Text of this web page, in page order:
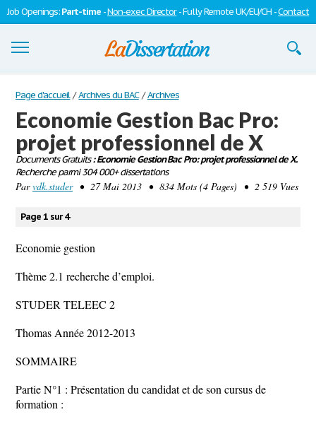
Job Openings:Part-time -Non-exec Director- Fully Remote UK/EU/CH -Contact
Dissertations
S'inscrire
Se connecter
Contactez-nous
Page d'accueil / Archives du BAC / Archives
Economie Gestion Bac Pro:
projet professionnel de X
Documents Gratuits: Economie Gestion Bac Pro: projet professionnel de X.
Recherche parmi 304 000+ dissertations
Parvdk.studer• 27 Mai 2013 • 834 Mots (4 Pages) • 2 519 Vues
Page 1 sur 4
Economie gestion
Thème 2.1 recherche d’emploi.
STUDER TELEEC 2
Thomas Année 2012-2013
SOMMAIRE
Partie N°1 : Présentation du candidat et de son cursus de
formation :